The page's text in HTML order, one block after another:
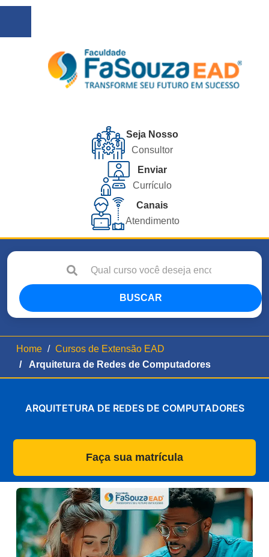
Seja Nosso
Consultor
Enviar
Currículo
Canais
Atendimento
BUSCAR
Home
Cursos de Extensão EAD
Arquitetura de Redes de Computadores
ARQUITETURA DE REDES DE COMPUTADORES
Faça sua matrícula